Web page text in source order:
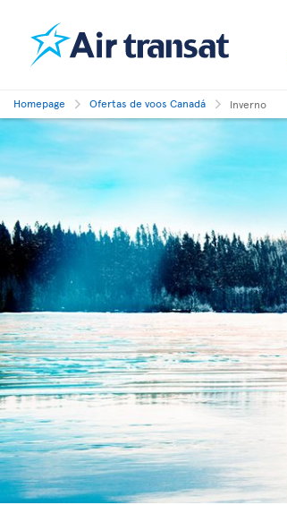
Homepage Ofertas de voos Canadá Inverno